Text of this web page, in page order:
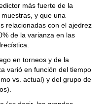
más fuerte de la
y que una
relacionadas con el ajedrez
de la varianza en las
en torneos y de la
varió en función del tiempo
vs. actual) y del grupo de